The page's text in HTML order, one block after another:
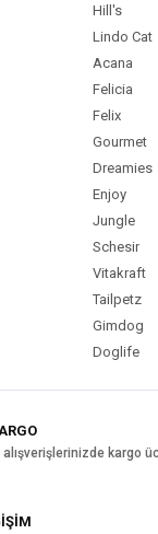
Hill's
Lindo Cat
Acana
Felicia
Felix
Gourmet
Dreamies
Enjoy
Jungle
Schesir
Vitakraft
Tailpetz
Gimdog
Doglife
kargo